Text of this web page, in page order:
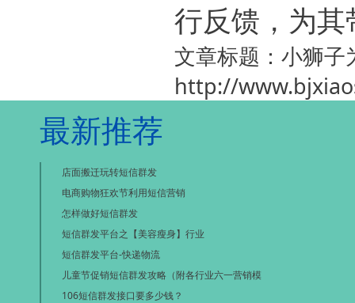
行反馈，为
文章标题：小狮子
http://
最新推荐
店面搬迁玩转短信群发
电商购物狂欢节利用短信营销
怎样做好短信群发
短信群发平台之【美容瘦身】行业
短信群发平台-快递物流
儿童节促销短信群发攻略（附各行业六一营销模
106短信群发接口要多少钱？